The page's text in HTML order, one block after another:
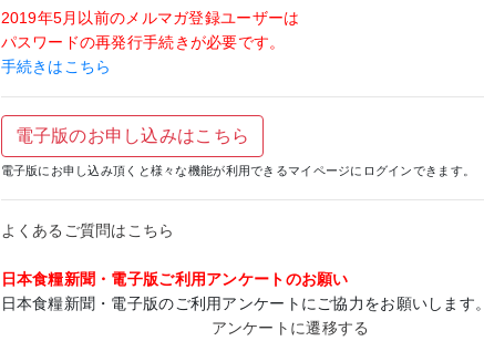
2019年5月以前のメルマガ登録ユーザーは
パスワードの再発行手続きが必要です。
手続きはこちら
電子版のお申し込みはこちら
電子版にお申し込み頂くと様々な機能が利用できるマイページにログインできます。
よくあるご質問はこちら
日本食糧新聞・電子版ご利用アンケートのお願い
日本食糧新聞・電子版のご利用アンケートにご協力をお願いします。
アンケートに遷移する